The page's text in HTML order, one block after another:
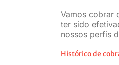
Vamos cobrar
ter sido
nossos perfis
Histórico de